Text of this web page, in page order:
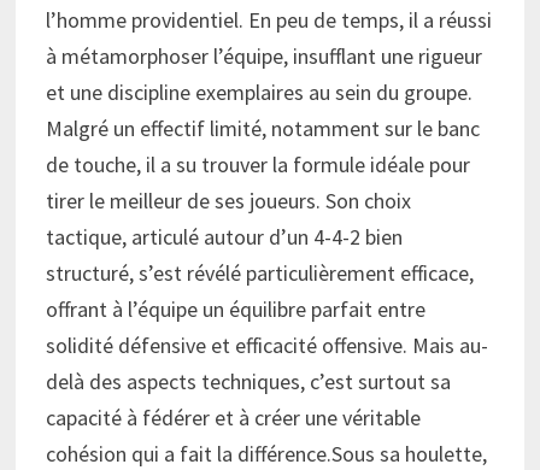
l’homme providentiel. En peu de temps, il a réussi
à métamorphoser l’équipe, insufflant une rigueur
et une discipline exemplaires au sein du groupe.
Malgré un effectif limité, notamment sur le banc
de touche, il a su trouver la formule idéale pour
tirer le meilleur de ses joueurs. Son choix
tactique, articulé autour d’un 4-4-2 bien
structuré, s’est révélé particulièrement efficace,
offrant à l’équipe un équilibre parfait entre
solidité défensive et efficacité offensive. Mais au-
delà des aspects techniques, c’est surtout sa
capacité à fédérer et à créer une véritable
cohésion qui a fait la différence.Sous sa houlette,